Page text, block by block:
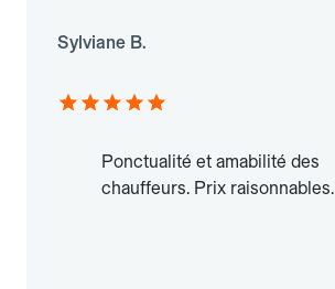
Sylviane B.
Ponctualité et amabilité des
chauffeurs. Prix raisonnables.